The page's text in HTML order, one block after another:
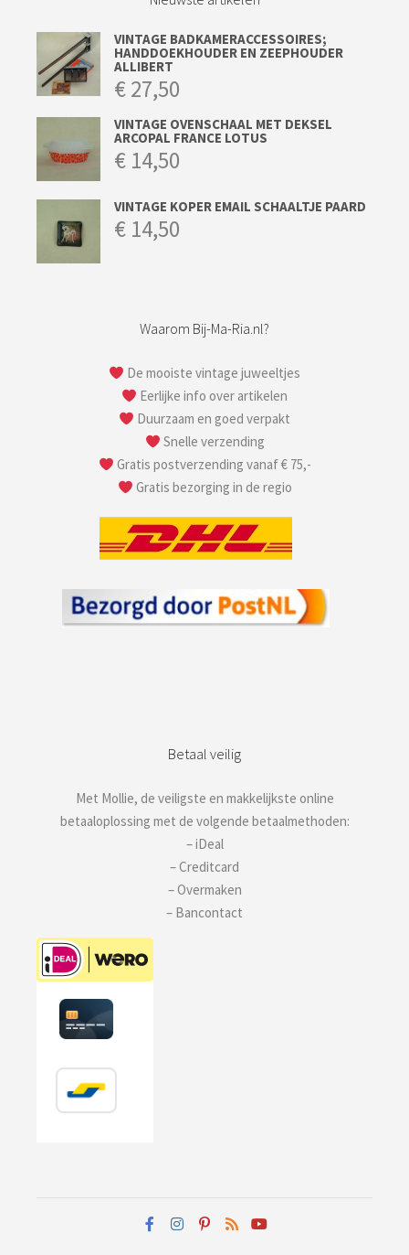
VINTAGE BADKAMERACCESSOIRES;
HANDDOEKHOUDER EN ZEEPHOUDER
ALLIBERT
€27,50
VINTAGE OVENSCHAAL MET DEKSEL
ARCOPAL FRANCE LOTUS
€ 14,50
VINTAGE KOPER EMAIL SCHAALTJE PAARD
€ 14,50
Waarom Bij-Ma-Ria.nl?
De mooiste vintage juweeltjes
Eerlijke info over artikelen
Duurzaam en goed verpakt
Snelle verzending
Gratis postverzending vanaf € 75,-
Gratis bezorging in de regio
Betaal veilig
Met Mollie, de veiligste en makkelijkste online
betaaloplossing met de volgende betaalmethoden:
– iDeal
– Creditcard
– Overmaken
– Bancontact